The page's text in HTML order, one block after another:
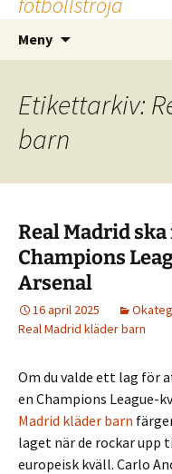
Meny
Etikettarkiv:
barn
Real Madrid
Champions
Arsenal
16 april 2025
Real Madrid kläder barn
Om du valde ett lag för
en Champions League-
Madrid kläder barn
laget när de rockar upp
europeisk kväll. Carlo